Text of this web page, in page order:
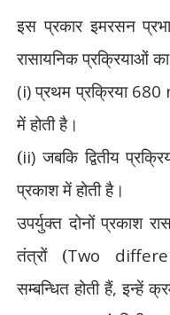
इस प्रकार इमरसन
रासायनिक प्रक्रियाओं
(i)प्रथम प्रक्रिया 680
में होती है।
(ii)जबकि द्वितीय
प्रकाश में होती है।
उपर्युक्त दोनों प्रकाश
तंत्रों (Two
सम्बन्धित होतीहैं,इन्हें